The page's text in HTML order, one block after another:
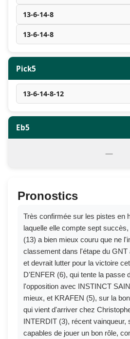
13-6-14-8
13-6-14-8
Pick5
13-6-14-8-12
Eb5
—
Pronostics
Très confirmée sur les pistes en
laquelle elle compte sept
(13) a bien mieux couru que ne
classement dans l'étape du
et devrait lutter pour la victoire
D'ENFER (6), qui tente la passe
l'opposition avec INSTINCT
mieux, et KRAFEN (5), sur la
qui vient d'arriver chez
INTERDIT (3), récent vainqueur,
capables de jouer un bon rôle,